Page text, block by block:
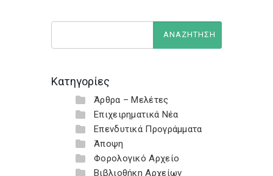
Κατηγορίες
Άρθρα – Μελέτες
Επιχειρηματικά Νέα
Επενδυτικά Προγράμματα
Άποψη
Φορολογικό Αρχείο
Βιβλιοθήκη Αρχείων